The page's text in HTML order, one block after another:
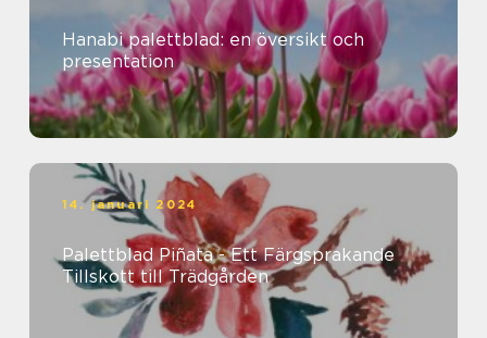
Hanabi palettblad: en översikt och
presentation
14. januari 2024
Palettblad Piñata - Ett Färgsprakande
Tillskott till Trädgården